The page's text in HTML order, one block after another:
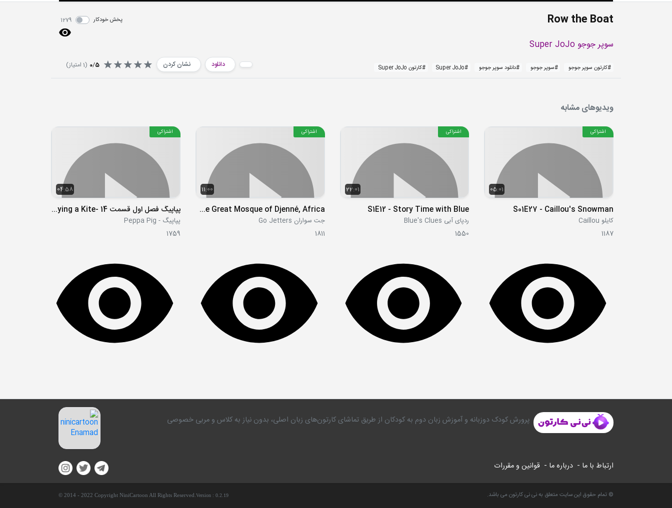
Row the Boat پخش خودکار 1279
سوپر جوجو Super JoJo
#کارتون سوپر جوجو #سوپر جوجو #دانلود سوپر جوجو #
Super JoJo
#کارتون Super JoJo دانلود نشان کردن 0/5
(
1 امتیاز)
ویدیوهای مشابه
05:01
اشتراکی
S01E27 - Caillou's Snowman
کایلو Caillou
1187
22:01
اشتراکی
S1E12 - Story Time with Blue
ردپای آبی Blue's Clues
1550
11:00
اشتراکی
S02E38 - The Great Mosque of Djenné, Africa
جت سواران Go Jetters
1811
04:58
اشتراکی
پپاپیگ فصل اول قسمت 14 -Flying a Kite
پپاپیگ - Peppa Pig
1759
پرورش کودک دوزبانه و آموزش زبان دوم به کودکان از طریق تماشای کارتون‌های زبان اصلی، بدون نیاز به کلاس و مربی خصوصی
ارتباط با ما - درباره ما - قوانین و مقررات
© تمام حقوق این سایت متعلق به نی نی کارتون می باشد. © 2014 - 2022 Copyright NiniCartoon All Rights Reserved. Version : 0.2.19